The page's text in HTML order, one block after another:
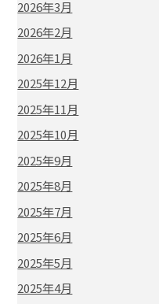
2026年3月
2026年2月
2026年1月
2025年12月
2025年11月
2025年10月
2025年9月
2025年8月
2025年7月
2025年6月
2025年5月
2025年4月